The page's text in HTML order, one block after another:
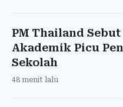
PM Thailand Sebut
Akademik Picu
Sekolah
48 menit lalu